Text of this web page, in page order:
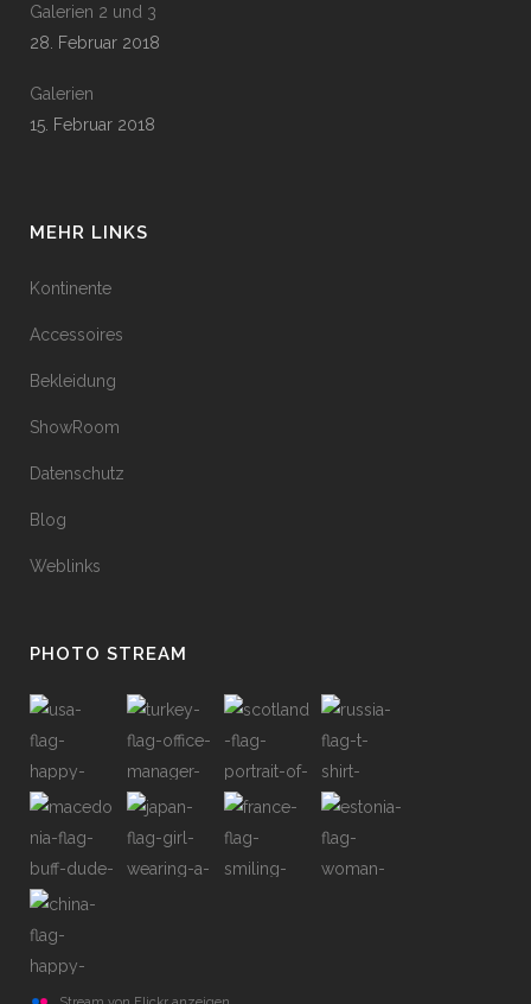
Galerien 2 und 3
28. Februar 2018
Galerien
15. Februar 2018
MEHR LINKS
Kontinente
Accessoires
Bekleidung
ShowRoom
Datenschutz
Blog
Weblinks
PHOTO STREAM